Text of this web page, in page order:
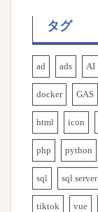
タグ
ad ads AI
docker GAS
html icon
php python
sql sql server
tiktok vue